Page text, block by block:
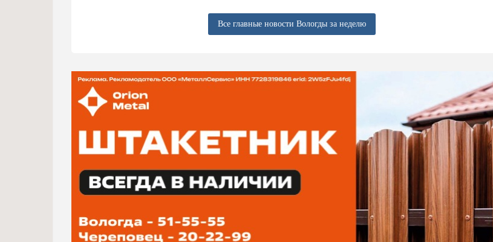
Все главные новости Вологды за неделю